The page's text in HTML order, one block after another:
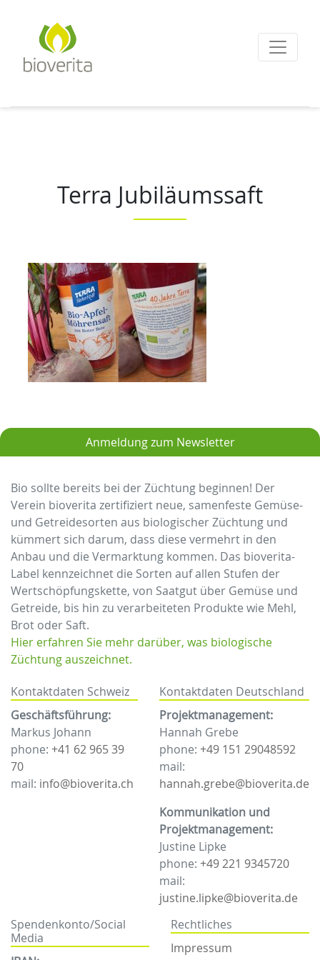
Von der Züchtung bis
Terra Jubiläumssaft
Anmeldung zum Newsletter
Bio sollte bereits bei der Züchtung beginnen! Der
Verein bioverita zertifiziert neue, samenfeste Gemüse-
und Getreidesorten aus biologischer Züchtung und
kümmert sich darum, dass diese vermehrt in den
Anbau und die Vermarktung kommen. Das bioverita-
Label kennzeichnet die Sorten auf allen Stufen der
Wertschöpfungskette, von Saatgut über Gemüse und
Getreide, bis hin zu verarbeiteten Produkte wie Mehl,
Brot oder Saft.
Hier erfahren Sie mehr darüber, was biologische
Züchtung auszeichnet.
Kontaktdaten Schweiz
Geschäftsführung:
Markus Johann
phone: +41 62 965 39
70
mail: info@bioverita.ch
Kontaktdaten Deutschland
Projektmanagement:
Hannah Grebe
phone: +49 151 29048592
mail:
hannah.grebe@bioverita.de
Kommunikation und
Projektmanagement:
Justine Lipke
phone: +49 221 9345720
mail:
justine.lipke@bioverita.de
Spendenkonto/Social
Media
Rechtliches
Impressum